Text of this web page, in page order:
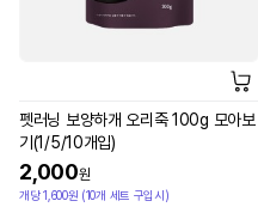
펫러닝 보양하개 오리죽 100g 모아보
기(1/5/10개입)
2,000원
개당 1,600원 (10개 세트 구입시)